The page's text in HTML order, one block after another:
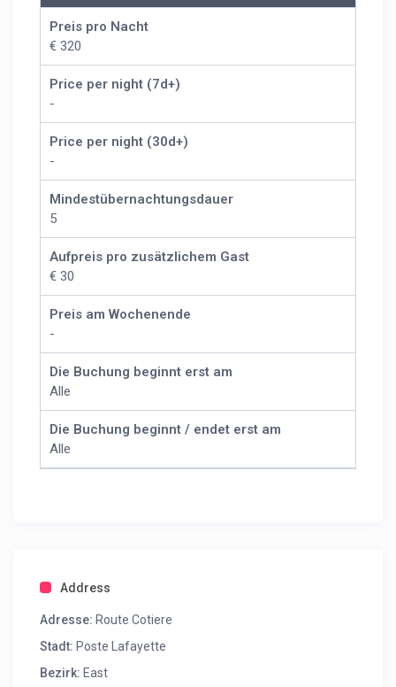
Preis pro Nacht
€ 320
Price per night (7d+)
-
Price per night (30d+)
-
Mindestübernachtungsdauer
5
Aufpreis pro zusätzlichem Gast
€ 30
Preis am Wochenende
-
Die Buchung beginnt erst am
Alle
Die Buchung beginnt / endet erst am
Alle
Address
Adresse: Route Cotiere
Stadt: Poste Lafayette
Bezirk: East